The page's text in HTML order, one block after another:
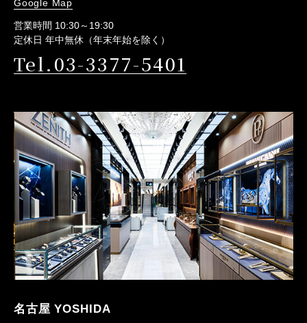
Google Map
営業時間 10:30～19:30
定休日 年中無休（年末年始を除く）
Tel.03-3377-5401
名古屋 YOSHIDA